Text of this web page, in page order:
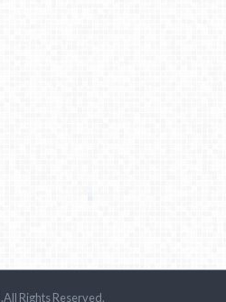
.All Rights Reserved.